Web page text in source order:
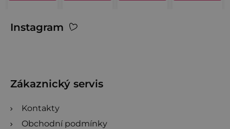
Instagram
Zákaznický servis
Kontakty
Obchodní podmínky